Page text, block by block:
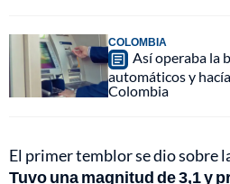
COLOMBIA
Así operaba la
automáticos y
Colombia
El primer temblor se dio sobre
Tuvo una magnitud de 3,1 y